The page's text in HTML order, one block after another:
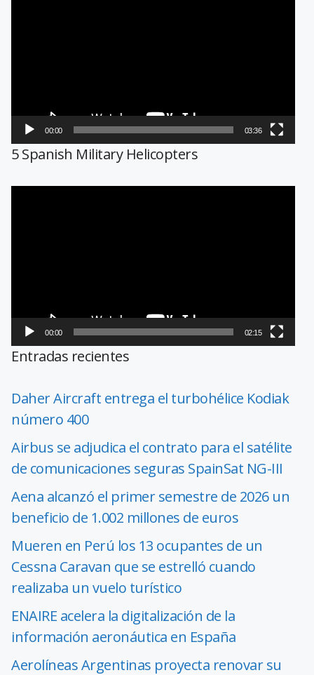
00:00 03:36
5 Spanish Military Helicopters
00:00 02:15
Entradas recientes
Daher Aircraft entrega el turbohélice Kodiak
número 400
Airbus se adjudica el contrato para el satélite
de comunicaciones seguras SpainSat NG-III
Aena alcanzó el primer semestre de 2026 un
beneficio de 1.002 millones de euros
Mueren en Perú los 13 ocupantes de un
Cessna Caravan que se estrelló cuando
realizaba un vuelo turístico
ENAIRE acelera la digitalización de la
información aeronáutica en España
Aerolíneas Argentinas proyecta renovar su